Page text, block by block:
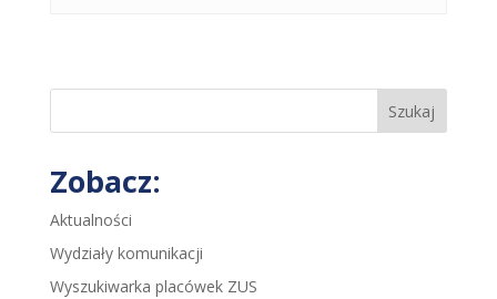
Szukaj
Zobacz:
Aktualności
Wydziały komunikacji
Wyszukiwarka placówek ZUS